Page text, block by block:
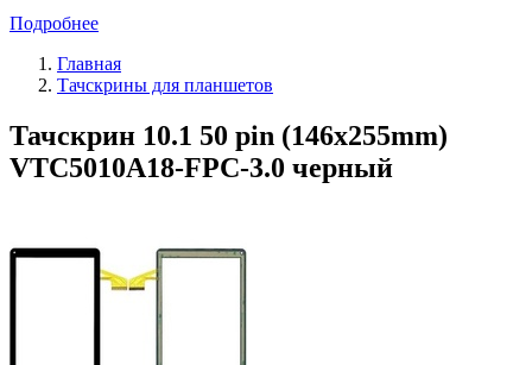
Подробнее
Главная
Тачскрины для планшетов
Тачскрин 10.1 50 pin (146x255mm)
VTC5010A18-FPC-3.0 черный